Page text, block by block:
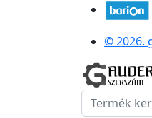
© 2026.